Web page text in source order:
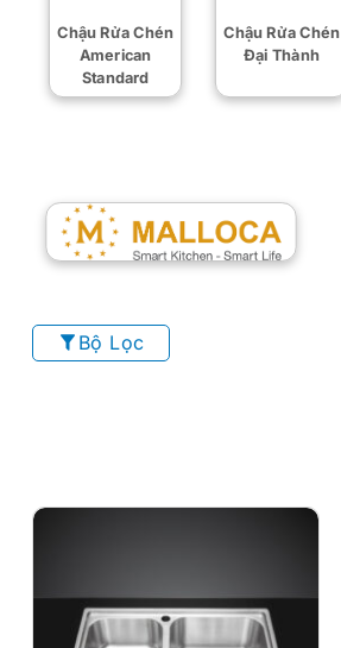
Chậu Rửa Chén
American
Standard
Chậu Rửa Chén
Đại Thành
Bộ Lọc